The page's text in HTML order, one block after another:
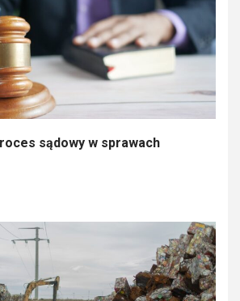
sądowy w sprawach